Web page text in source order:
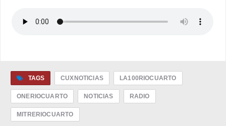
TAGS CUXNOTICIAS LA100RIOCUARTO
ONERIOCUARTO NOTICIAS RADIO
MITRERIOCUARTO